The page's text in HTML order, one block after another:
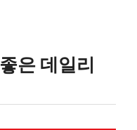
은 데일리